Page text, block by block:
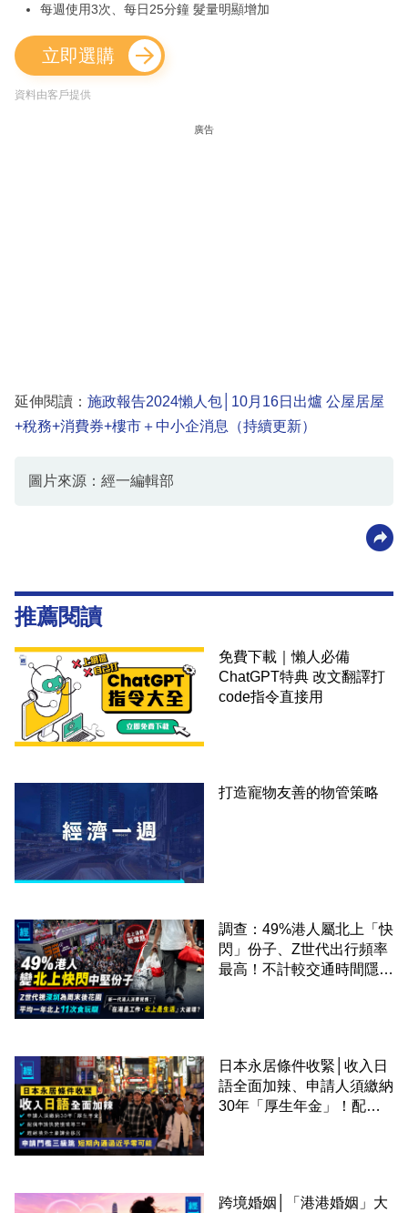
每週使用3次、每日25分鐘 髮量明顯增加
立即選購
資料由客戶提供
廣告
延伸閱讀： 施政報告2024懶人包│10月16日出爐 公屋居屋
+稅務+消費券+樓市＋中小企消息（持續更新）
圖片來源：經一編輯部
推薦閱讀
免費下載｜懶人必備
ChatGPT特典 改文翻譯打
code指令直接用
打造寵物友善的物管策略
調查：49%港人屬北上「快
閃」份子、Z世代出行頻率
最高！不計較交通時間隱形
日本永居條件收緊│收入日
語全面加辣、申請人須繳納
30年「厚生年金」！配偶
跨境婚姻│「港港婚姻」大